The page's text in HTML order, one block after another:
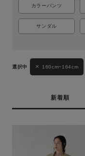
カラーパンツ
サンダル
160cm~164cm
新着順